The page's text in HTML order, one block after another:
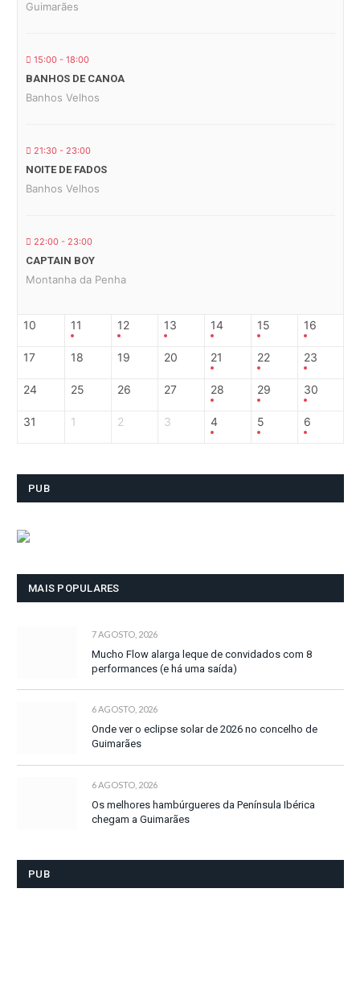
Guimarães
15:00 - 18:00
BANHOS DE CANOA
Banhos Velhos
21:30 - 23:00
NOITE DE FADOS
Banhos Velhos
22:00 - 23:00
CAPTAIN BOY
Montanha da Penha
10 11 12 13 14 15 16
17 18 19 20 21 22 23
24 25 26 27 28 29 30
31 1 2 3 4 5 6
PUB
MAIS POPULARES
7 AGOSTO, 2026
Mucho Flow alarga leque de convidados com 8
performances (e há uma saída)
6 AGOSTO, 2026
Onde ver o eclipse solar de 2026 no concelho de
Guimarães
6 AGOSTO, 2026
Os melhores hambúrgueres da Península Ibérica
chegam a Guimarães
PUB